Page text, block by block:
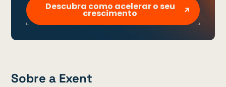
Descubra como acelerar o seu
crescimento
Sobre a Exent